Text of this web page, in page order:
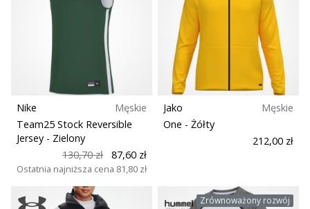
Nike
Męskie
Team25 Stock Reversible
Jersey - Zielony
130,70 zł
87,60 zł
Ostatnia najniższa cena 81,80 zł
Jako
Męskie
One - Żółty
212,00 zł
Zrównoważony rozwój